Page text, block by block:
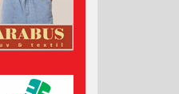
Říjen 2022
Září 2022
Srpen 2022
Červenec 2022